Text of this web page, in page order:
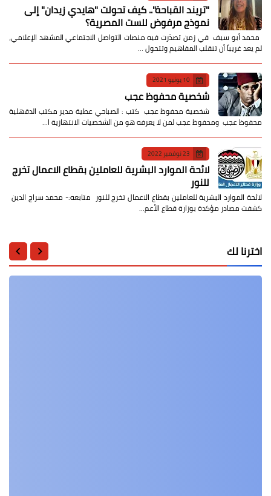
​"تريند القباحة".. كيف تحولت "هايدي زيدان" إلى
نموذج مرفوض للست المصرية؟
​ محمد أبو سيف ​في زمن تصدّرت فيه منصات التواصل الاجتماعي المشهد الإعلامي،
لم يعد غريباً أن تنقلب المفاهيم وتتحول …
10 يونيو 2021
شخصية محفوظ عجب
شخصية محفوظ عجب كتب : الصباحي عطية مدير مكتب الدقهلية
محفوظ عجب ومحفوظ عجب لمن لا يعرفه هو من الشخصيات الانتهازية ا…
23 نوفمبر 2022
لائحة الموارد البشرية للعاملين بقطاع الاعمال تخرج
للنور
لائحة الموارد البشرية للعاملين بقطاع الاعمال تخرج للنور متابعه:- محمد سراج الدين
كشفت مصادر مؤكدة بوزارة قطاع الأعم…
اخترنا لك